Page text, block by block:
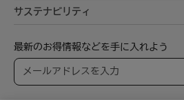
サステナビリティ
最新のお得情報などを手に入れよう